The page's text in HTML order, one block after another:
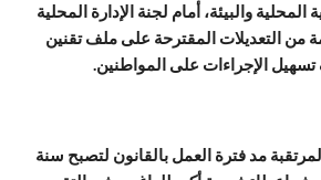
والبيئة، أمام لجنة الإدارة المحلية
التعديلات المقترحة على ملف تقنين
الإجراءات على المواطنين.
مد فترة العمل بالقانون لتصبح سنة